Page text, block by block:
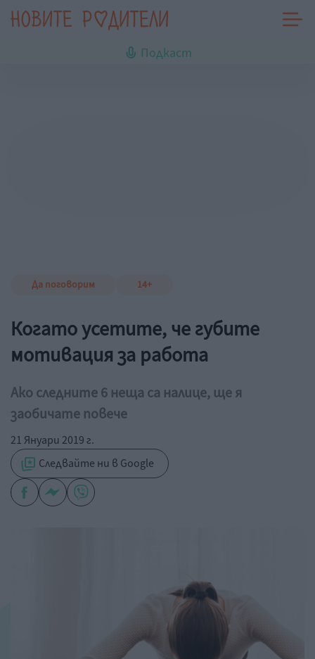
Подкаст
Да поговорим 14+
Когато усетите, че губите
мотивация за работа
Ако следните 6 неща са налице, ще я
заобичате повече
21 Януари 2019 г.
Следвайте ни в Google